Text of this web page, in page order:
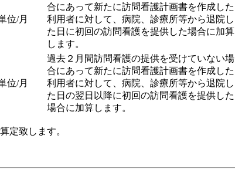
位/月
合にあって新たに訪問看護計画書を作成した
利用者に対して、病院、診療所等から退院し
た日に初回の訪問看護を提供した場合に加算
します。
位/月
過去２月間訪問看護の提供を受けていない場
合にあって新たに訪問看護計画書を作成した
利用者に対して、病院、診療所等から退院し
た日の翌日以降に初回の訪問看護を提供した
場合に加算します。
致します。